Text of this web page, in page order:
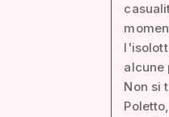
alcune
Non si